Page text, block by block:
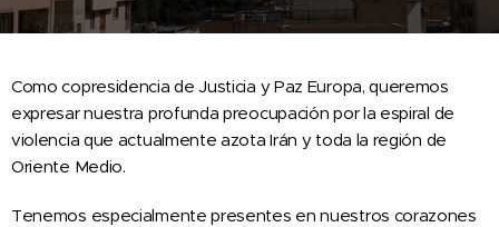
Como copresidencia de Justicia y Paz Europa, queremos
expresar nuestra profunda preocupación por la espiral de
violencia que actualmente azota Irán y toda la región de
Oriente Medio.
Tenemos especialmente presentes en nuestros corazones